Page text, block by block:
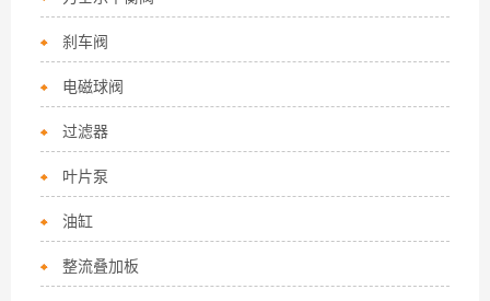
刹车阀
电磁球阀
过滤器
叶片泵
油缸
整流叠加板